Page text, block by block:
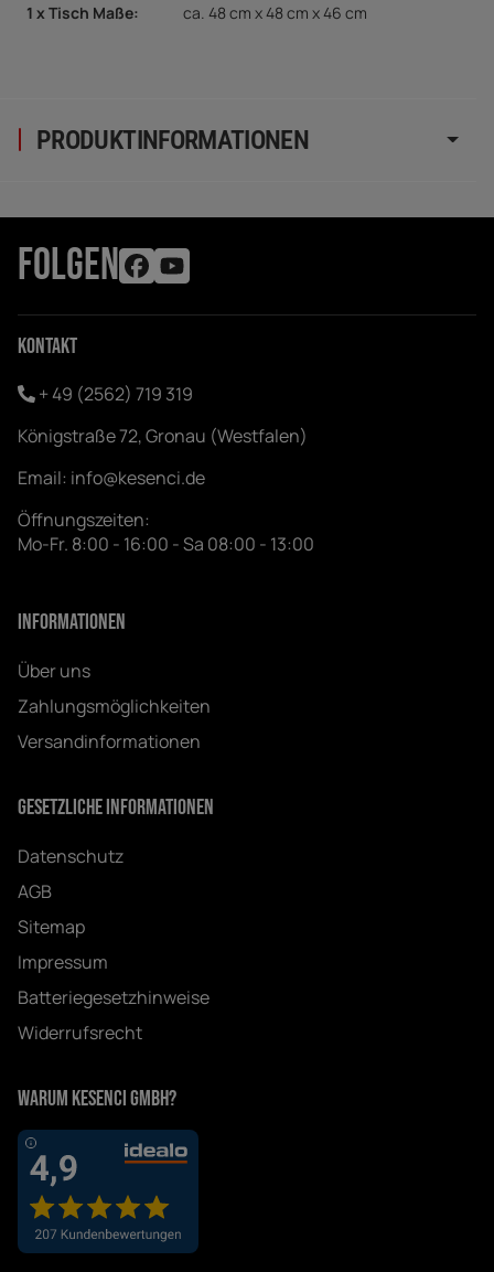
PRODUKTINFORMATIONEN
1 x Tisch Maße: ca. 48 cm x 48 cm x 46 cm
FOLGEN
Kontakt
+ 49 (2562) 719 319
Königstraße 72, Gronau (Westfalen)
Email: info@kesenci.de
Öffnungszeiten:
Mo-Fr. 8:00 - 16:00 - Sa 08:00 - 13:00
Informationen
Über uns
Zahlungsmöglichkeiten
Versandinformationen
Gesetzliche Informationen
Datenschutz
AGB
Sitemap
Impressum
Batteriegesetzhinweise
Widerrufsrecht
Warum Kesenci GmbH?